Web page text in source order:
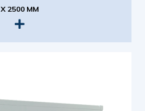
X 2500 MM